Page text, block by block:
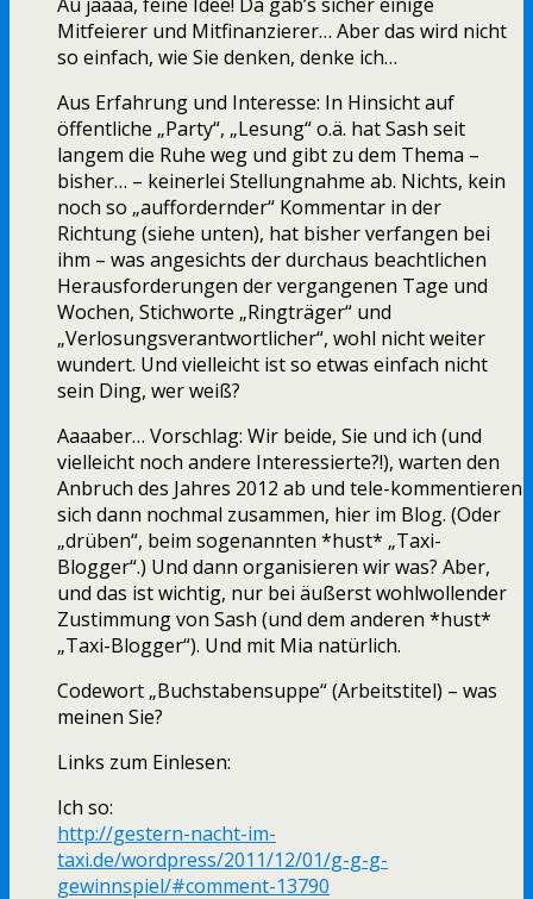
Mitfeierer und Mitfinanzierer… Aber das wird nicht
so einfach, wie Sie denken, denke ich…
Aus Erfahrung und Interesse: In Hinsicht auf
öffentliche „Party“, „Lesung“ o.ä. hat Sash seit
langem die Ruhe weg und gibt zu dem Thema –
bisher… – keinerlei Stellungnahme ab. Nichts, kein
noch so „auffordernder“ Kommentar in der
Richtung (siehe unten), hat bisher verfangen bei
ihm – was angesichts der durchaus beachtlichen
Herausforderungen der vergangenen Tage und
Wochen, Stichworte „Ringträger“ und
„Verlosungsverantwortlicher“, wohl nicht weiter
wundert. Und vielleicht ist so etwas einfach nicht
sein Ding, wer weiß?
Aaaaber… Vorschlag: Wir beide, Sie und ich (und
vielleicht noch andere Interessierte?!), warten den
Anbruch des Jahres 2012 ab und tele-kommentieren
sich dann nochmal zusammen, hier im Blog. (Oder
„drüben“, beim sogenannten *hust* „Taxi-
Blogger“.) Und dann organisieren wir was? Aber,
und das ist wichtig, nur bei äußerst wohlwollender
Zustimmung von Sash (und dem anderen *hust*
„Taxi-Blogger“). Und mit Mia natürlich.
Codewort „Buchstabensuppe“ (Arbeitstitel) – was
meinen Sie?
Links zum Einlesen:
Ich so:
http://gestern-nacht-im-
taxi.de/wordpress/2011/12/01/g-g-g-
gewinnspiel/#comment-13790